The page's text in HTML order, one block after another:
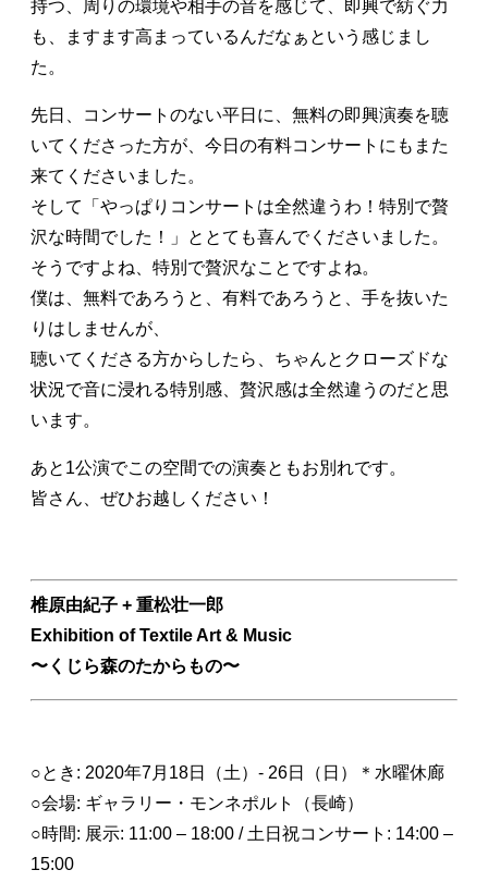
持つ、周りの環境や相手の音を感じて、即興で紡ぐ力
も、ますます高まっているんだなぁという感じまし
た。
先日、コンサートのない平日に、無料の即興演奏を聴
いてくださった方が、今日の有料コンサートにもまた
来てくださいました。
そして「やっぱりコンサートは全然違うわ！特別で贅
沢な時間でした！」ととても喜んでくださいました。
そうですよね、特別で贅沢なことですよね。
僕は、無料であろうと、有料であろうと、手を抜いた
りはしませんが、
聴いてくださる方からしたら、ちゃんとクローズドな
状況で音に浸れる特別感、贅沢感は全然違うのだと思
います。
あと1公演でこの空間での演奏ともお別れです。
皆さん、ぜひお越しください！
椎原由紀子 + 重松壮一郎
Exhibition of Textile Art & Music
〜くじら森のたからもの〜
○とき: 2020年7月18日（土）- 26日（日）＊水曜休廊
○会場: ギャラリー・モンネポルト（長崎）
○時間: 展示: 11:00 – 18:00 / 土日祝コンサート: 14:00 –
15:00